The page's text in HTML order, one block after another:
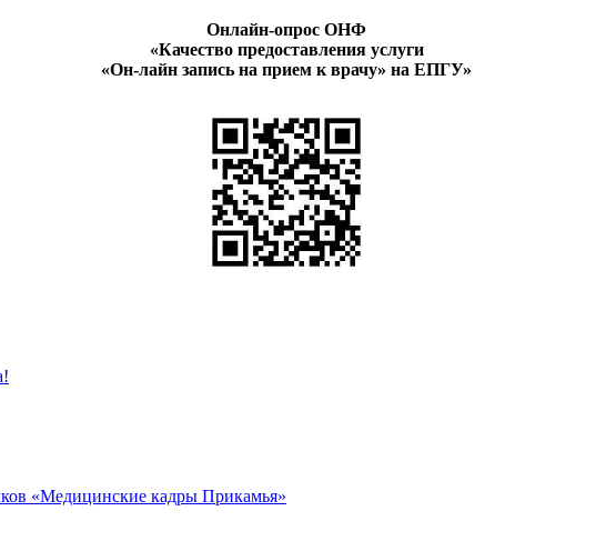
Онлайн-опрос ОНФ
«Качество предоставления услуги
«Он-лайн запись на прием к врачу» на ЕПГУ»
«Медицинские кадры Прикамья»